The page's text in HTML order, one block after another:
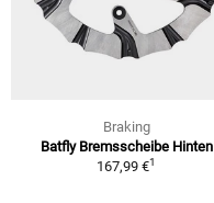
Braking
Batfly Bremsscheibe Hinten
167,99 €1